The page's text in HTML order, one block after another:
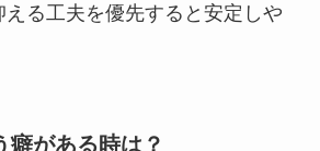
える工夫を優先すると安定しや
癖がある時は？